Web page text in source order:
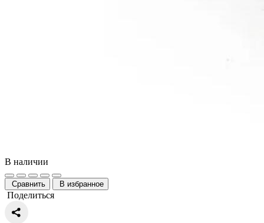
В наличии
Сравнить В избранное
Поделиться